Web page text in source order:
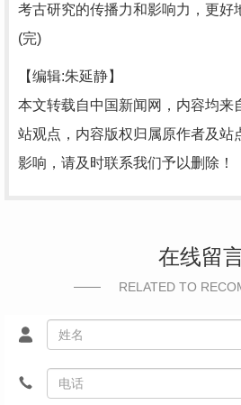
考古研究的传播力和影响力，更好
(完)
【编辑:朱延静】
本文转载自中国新闻网，内容均来
站观点，内容版权归属原作者及站
影响，请及时联系我们予以删除！
在线留
RELATED TO